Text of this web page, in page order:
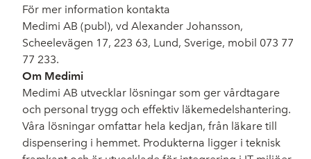
För mer information kontakta
Medimi AB (publ), vd Alexander Johansson,
Scheelevägen 17, 223 63, Lund, Sverige, mobil 073 77
77 233.
Om Medimi
Medimi AB utvecklar lösningar som ger vårdtagare
och personal trygg och effektiv läkemedelshantering.
Våra lösningar omfattar hela kedjan, från läkare till
dispensering i hemmet. Produkterna ligger i teknisk